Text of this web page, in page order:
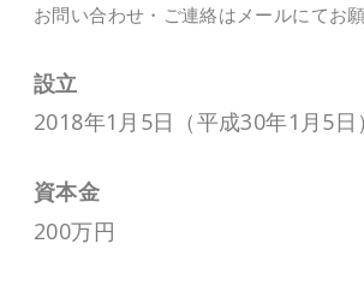
お問い合わせ・ご連絡はメールにてお
設立
2018年1月5日（平成30年1月5日）
資本金
200万円